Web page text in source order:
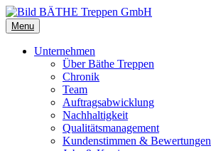
Menu
Unternehmen
Über Bäthe Treppen
Chronik
Team
Auftragsabwicklung
Nachhaltigkeit
Qualitätsmanagement
Kundenstimmen & Bewertungen